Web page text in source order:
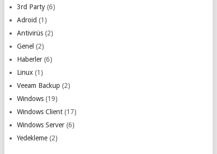
3rd Party(6)
Adroid (1)
Antivirüs(2)
Genel (2)
Haberler(6)
Linux(1)
Veeam Backup (2)
Windows(19)
Windows Client(17)
Windows Server(6)
Yedekleme(2)